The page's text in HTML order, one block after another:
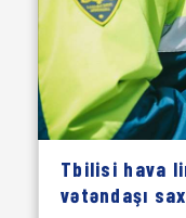
Tbilisi hava
vətəndaşı